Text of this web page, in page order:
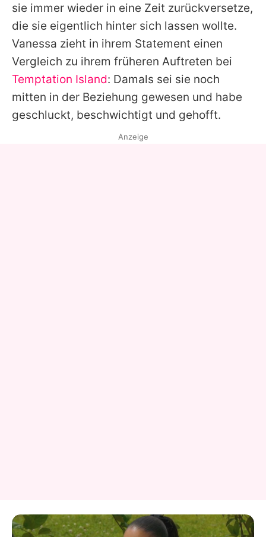
sie immer wieder in eine Zeit zurückversetze,
die sie eigentlich hinter sich lassen wollte.
Vanessa zieht in ihrem Statement einen
Vergleich zu ihrem früheren Auftreten bei
Temptation Island: Damals sei sie noch
mitten in der Beziehung gewesen und habe
geschluckt, beschwichtigt und gehofft.
Anzeige